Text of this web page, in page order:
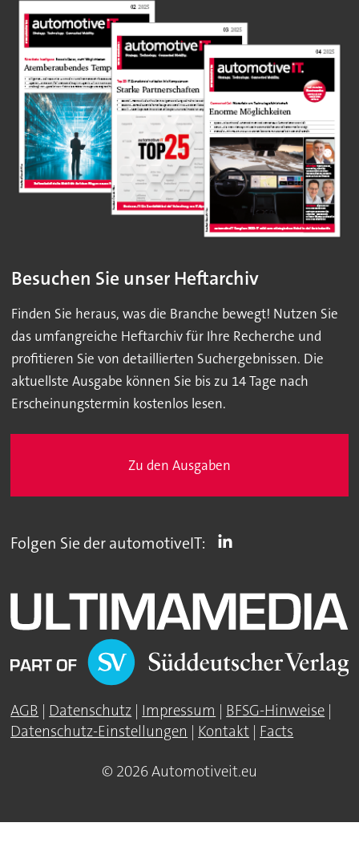
Besuchen Sie unser Heftarchiv
Finden Sie heraus, was die Branche bewegt! Nutzen Sie
das umfangreiche Heftarchiv für Ihre Recherche und
profitieren Sie von detaillierten Suchergebnissen. Die
aktuellste Ausgabe können Sie bis zu 14 Tage nach
Erscheinungstermin kostenlos lesen.
Zu den Ausgaben
Folgen Sie der automotiveIT:
AGB | Datenschutz | Impressum | BFSG-Hinweise |
Datenschutz-Einstellungen | Kontakt | Facts
© 2026 Automotiveit.eu